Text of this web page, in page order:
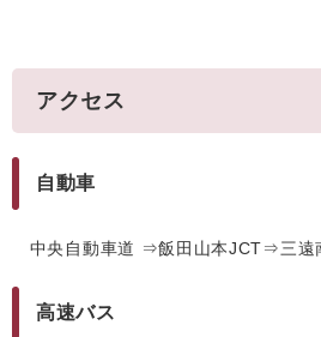
アクセス
自動車
中央自動車道 ⇒飯田山本JCT⇒三遠
高速バス